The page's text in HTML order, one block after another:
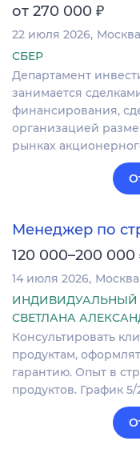
от 270 000 ₽
22 июля 2026 Москва
СБЕР
Департамент
занимается
финансирования,
организацией
рынках
Менеджер по
120 000–200 000
14 июля 2026 Москва
СВЕТЛАНА
Консультировать
продуктам,
гарантию. Опыт в
продуктов. График